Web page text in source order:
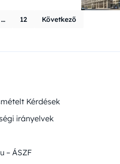
Bejegyzések
… 12 Következő
Kérdések
irányelvek
– ÁSZF